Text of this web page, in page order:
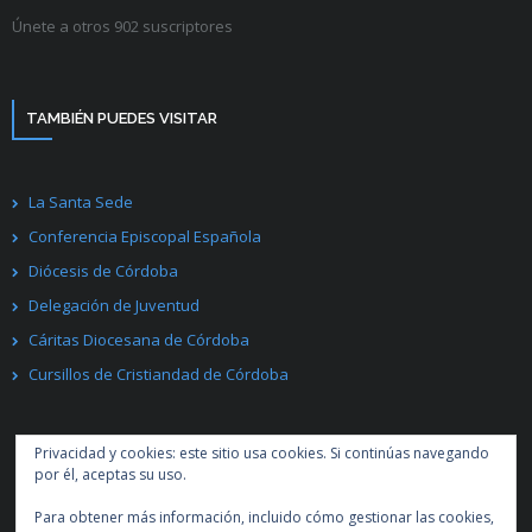
Únete a otros 902 suscriptores
TAMBIÉN PUEDES VISITAR
La Santa Sede
Conferencia Episcopal Española
Diócesis de Córdoba
Delegación de Juventud
Cáritas Diocesana de Córdoba
Cursillos de Cristiandad de Córdoba
Privacidad y cookies: este sitio usa cookies. Si continúas navegando
por él, aceptas su uso.
Para obtener más información, incluido cómo gestionar las cookies,